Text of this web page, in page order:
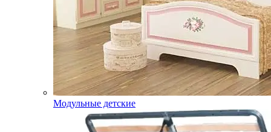
Модульные детские